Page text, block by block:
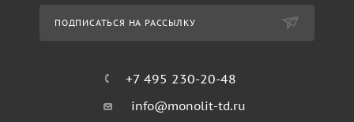
ПОДПИСАТЬСЯ НА РАССЫЛКУ
+7 495 230-20-48
info@monolit-td.ru